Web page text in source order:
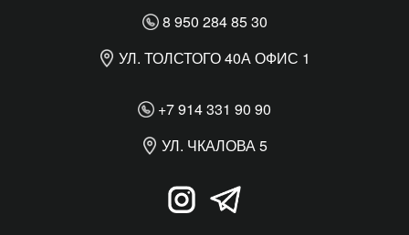
8 950 284 85 30
УЛ. ТОЛСТОГО 40А ОФИС 1
+7 914 331 90 90
УЛ. ЧКАЛОВА 5